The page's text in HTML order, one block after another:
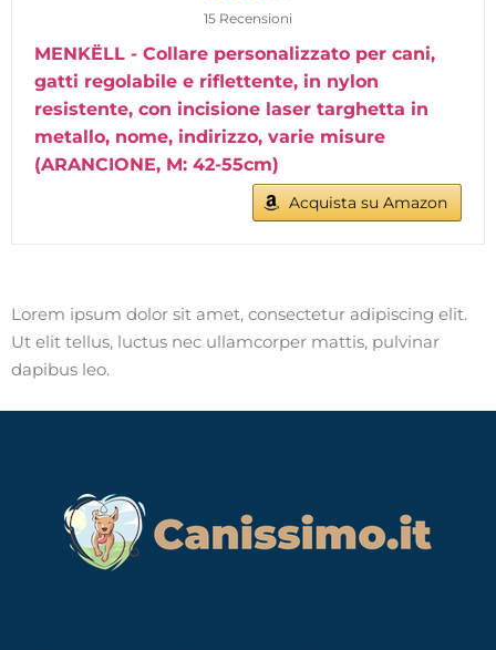
15 Recensioni
MENKËLL - Collare personalizzato per cani,
gatti regolabile e riflettente, in nylon
resistente, con incisione laser targhetta in
metallo, nome, indirizzo, varie misure
(ARANCIONE, M: 42-55cm)
Acquista su Amazon
Lorem ipsum dolor sit amet, consectetur adipiscing elit.
Ut elit tellus, luctus nec ullamcorper mattis, pulvinar
dapibus leo.